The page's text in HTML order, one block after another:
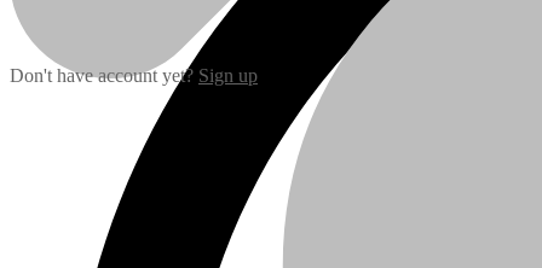
Don't have account yet? Sign up